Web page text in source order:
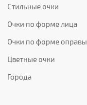
Стильные очки
Очки по форме лица
Очки по форме оправы
Цветные очки
Города